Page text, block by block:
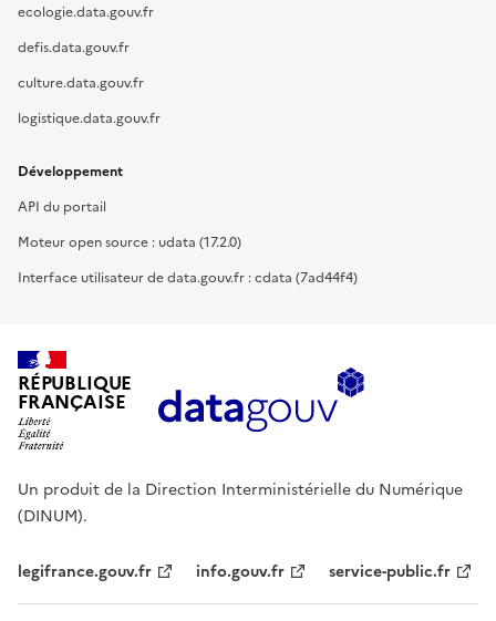
ecologie.data.gouv.fr
defis.data.gouv.fr
culture.data.gouv.fr
logistique.data.gouv.fr
Développement
API du portail
Moteur open source : udata (17.2.0)
Interface utilisateur de data.gouv.fr : cdata (7ad44f4)
RÉPUBLIQUE
FRANÇAISE
Un produit de la Direction Interministérielle du Numérique
(DINUM).
legifrance.gouv.fr info.gouv.fr service-public.fr